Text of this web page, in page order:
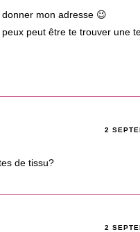
mon adresse 😉
peut être te trouver une
2
de tissu?
2